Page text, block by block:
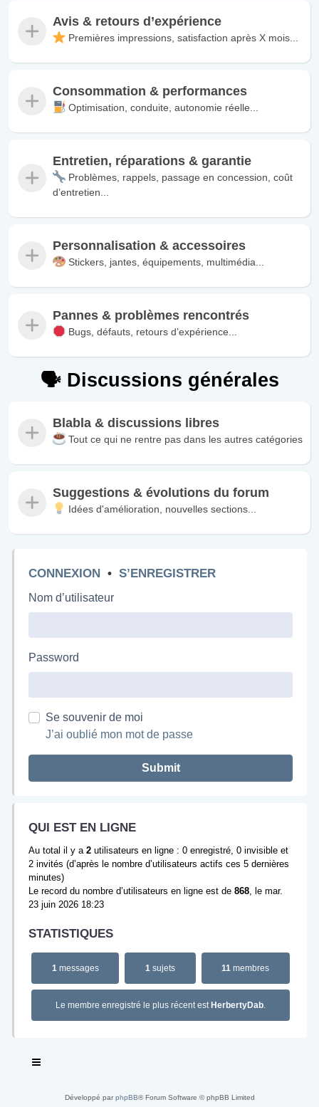
Avis & retours d’expérience
Premières impressions, satisfaction après X mois...
Consommation & performances
Optimisation, conduite, autonomie réelle...
Entretien, réparations & garantie
Problèmes, rappels, passage en concession, coût
d’entretien...
Personnalisation & accessoires
Stickers, jantes, équipements, multimédia...
Pannes & problèmes rencontrés
Bugs, défauts, retours d’expérience...
🗣️ Discussions générales
Blabla & discussions libres
Tout ce qui ne rentre pas dans les autres catégories
Suggestions & évolutions du forum
Idées d'amélioration, nouvelles sections...
CONNEXION • S’ENREGISTRER
Nom d’utilisateur
Password
Se souvenir de moi
J’ai oublié mon mot de passe
Submit
QUI EST EN LIGNE
Au total il y a 2 utilisateurs en ligne : 0 enregistré, 0 invisible et
2 invités (d’après le nombre d’utilisateurs actifs ces 5 dernières
minutes)
Le record du nombre d’utilisateurs en ligne est de 868, le mar.
23 juin 2026 18:23
STATISTIQUES
1messages 1sujets 11 membres
Le membre enregistré le plus récent estHerbertyDab.
Développé parphpBB® Forum Software © phpBB Limited